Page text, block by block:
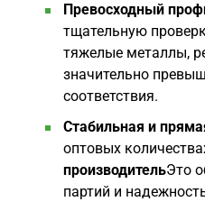
Превосходный
тщательную
тяжелые металлы,
значительно
соответствия.
Стабильная и
оптовых
производительЭто
партий и